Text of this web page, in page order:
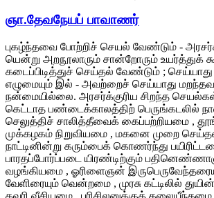
ஞா.தேவநேயப் பாவாணர்
புகழ்ந்தவை போற்றிச் செயல் வேண்டும் -
யென்று அறநூலாரும் சான்றோரும் உயர்த்துக்
கடைப்பிடித்துச் செய்தல் வேண்டும் ;
எழுமையும் இல் - அவற்றைச் செய்யாது
நன்மையில்லை. அரசர்க்குரிய சிறந்த
கெட்டாத பண்டைக்காலத்திற் பெருங்கடலில்
செலுத்திச் சாலித்தீவைக் கைப்பற்றியமை ,
முக்கழகம் நிறுவியமை , மகனை முறை
நாட்டினின்று கரும்பைக் கொணர்ந்து
பாரதப்போர்ப்படை யிரண்டிற்கும்
வழங்கியமை , ஓரிளைஞன்
வேளிரையும் வென்றமை , முரசு கட்டிலில்
கவரி வீசியமை , பரிசிலனுக்குத் தலையீந்தமை